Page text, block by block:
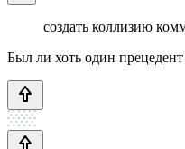
создать коллизию
Был ли хоть один